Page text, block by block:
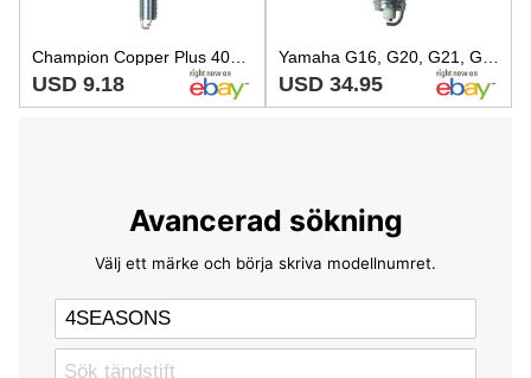
Champion Copper Plus 405 Spark Plug for WR9LS WR9DS WR9DPX WR9DP WR9DCX rg
USD 9.18 USD 34.95
Avancerad sökning
Välj ett märke och börja skriva modellnumret.